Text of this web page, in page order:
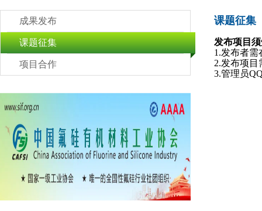
成果发布
课题征集
项目合作
课题征集
发布项目
1.发布者
2.发布项
3.管理员